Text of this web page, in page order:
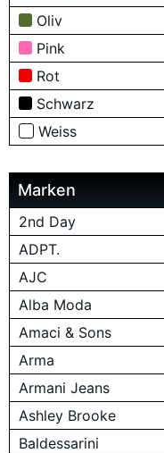
Oliv
Pink
Rot
Schwarz
Weiss
Marken
2nd Day
ADPT.
AJC
Alba Moda
Amaci & Sons
Arma
Armani Jeans
Ashley Brooke
Baldessarini